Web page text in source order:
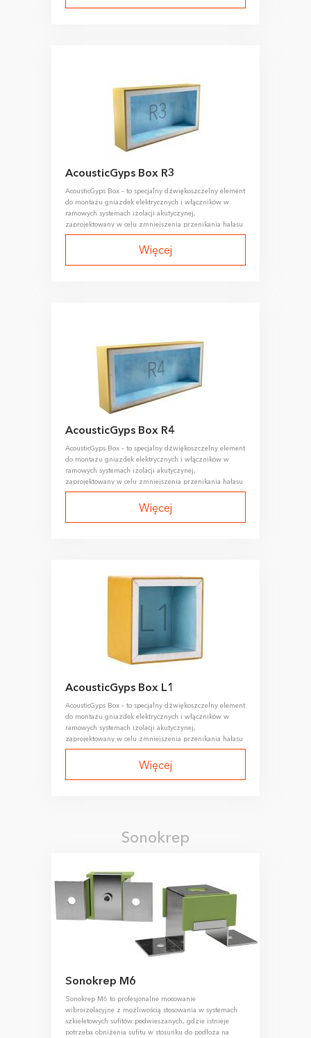
AcousticGyps Box R3
AcousticGyps Box – to specjalny dźwiękoszczelny element
do montażu gniazdek elektrycznych i włączników w
ramowych systemach izolacji akutyczynej,
zaprojektowany w celu zmniejszenia przenikania hałasu
przenoszonego drogą powietrzną przez otwory pod
wyłączniki i gniazdka elektryczne.
Więcej
AcousticGyps Box R4
AcousticGyps Box – to specjalny dźwiękoszczelny element
do montażu gniazdek elektrycznych i włączników w
ramowych systemach izolacji akutyczynej,
zaprojektowany w celu zmniejszenia przenikania hałasu
przenoszonego drogą powietrzną przez otwory pod
wyłączniki i gniazdka elektryczne.
Więcej
AcousticGyps Box L1
AcousticGyps Box – to specjalny dźwiękoszczelny element
do montażu gniazdek elektrycznych i włączników w
ramowych systemach izolacji akutyczynej,
zaprojektowany w celu zmniejszenia przenikania hałasu
przenoszonego drogą powietrzną przez otwory pod
wyłączniki i gniazdka elektryczne.
Więcej
Sonokrep
Sonokrep M6
Sonokrep M6 to profesjonalne mocowanie
wibroizolacyjne z możliwością stosowania w systemach
szkieletowych sufitów podwieszanych, gdzie istnieje
potrzeba obniżenia sufitu w stosunku do podłoża na